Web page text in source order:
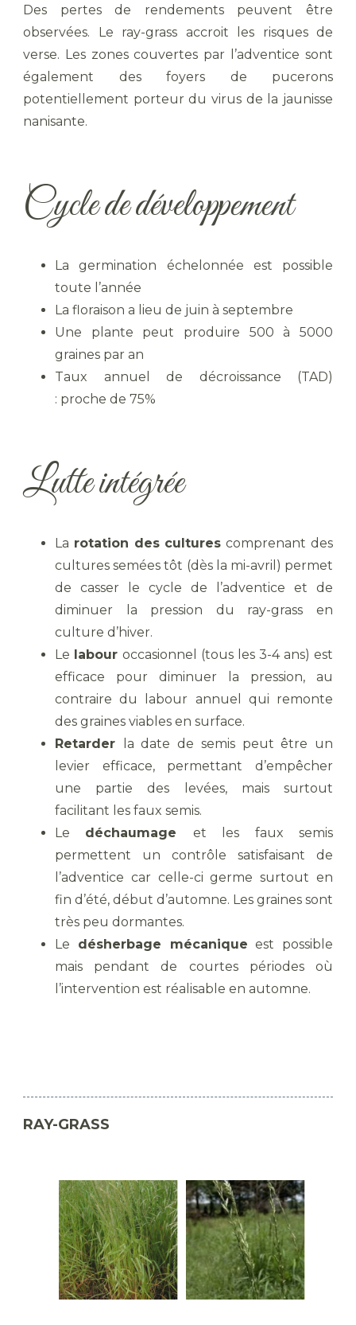
Des pertes de rendements peuvent être
observées. Le ray-grass accroit les risques de
verse. Les zones couvertes par l’adventice sont
également des foyers de pucerons
potentiellement porteur du virus de la jaunisse
nanisante.
Cycle de développement
La germination échelonnée est possible
toute l’année
La floraison a lieu de juin à septembre
Une plante peut produire 500 à 5000
graines par an
Taux annuel de décroissance (TAD)
: proche de 75%
Lutte intégrée
La rotation des cultures comprenant des
cultures semées tôt (dès la mi-avril) permet
de casser le cycle de l’adventice et de
diminuer la pression du ray-grass en
culture d’hiver.
Le labour occasionnel (tous les 3-4 ans) est
efficace pour diminuer la pression, au
contraire du labour annuel qui remonte
des graines viables en surface.
Retarder
la date de semis peut être un
levier efficace, permettant d’empêcher
une partie des levées, mais surtout
facilitant les faux semis.
Le déchaumage et les faux semis
permettent un contrôle satisfaisant de
l’adventice car celle-ci germe surtout en
fin d’été, début d’automne. Les graines sont
très peu dormantes.
Le désherbage mécanique est possible
mais pendant de courtes périodes où
l’intervention est réalisable en automne.
RAY-GRASS